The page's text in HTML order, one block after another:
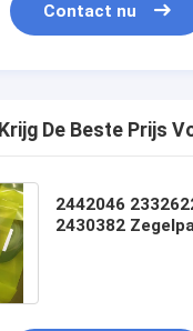
Contact nu
Krijg De Beste Prijs
2442046
2430382